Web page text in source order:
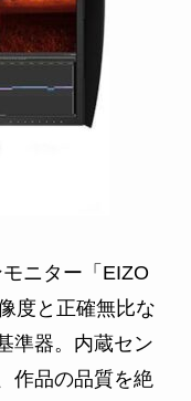
ニター「EIZO
度と正確無比な
準器。内蔵セン
作品の品質を絶